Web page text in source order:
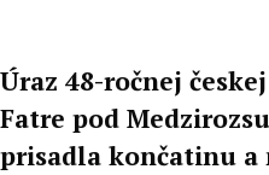
Úraz 48-ročnej
Fatre pod
prisadla končatinu a